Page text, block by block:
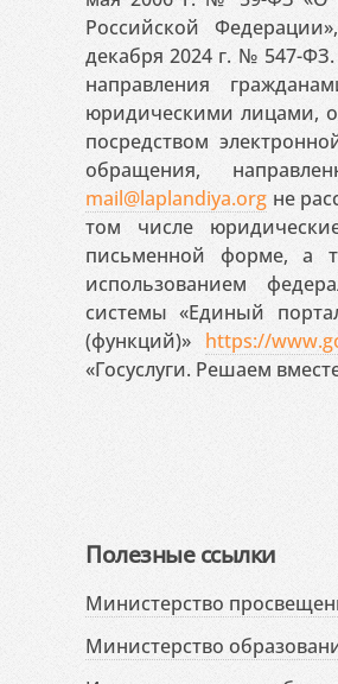
Российской
декабря 2024 г. № 547-
направления
юридическими лицами,
посредством
обращения,
mail@laplandiya.org не
том числе
письменной форме, а
использованием
системы «Единый
(функций)» https://
«Госуслуги. Решаем
Полезные ссылки
Министерство
Министерство